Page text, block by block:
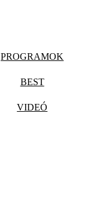
PROGRAMOK
BEST
VIDEÓ